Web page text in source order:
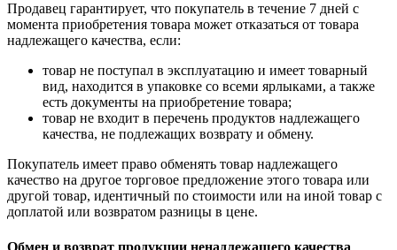
Продавец гарантирует, что покупатель в течение 7 дней с
момента приобретения товара может отказаться от товара
надлежащего качества, если:
товар не поступал в эксплуатацию и имеет товарный
вид, находится в упаковке со всеми ярлыками, а также
есть документы на приобретение товара;
товар не входит в перечень продуктов надлежащего
качества, не подлежащих возврату и обмену.
Покупатель имеет право обменять товар надлежащего
качество на другое торговое предложение этого товара или
другой товар, идентичный по стоимости или на иной товар с
доплатой или возвратом разницы в цене.
Обмен и возврат продукции ненадлежащего качества